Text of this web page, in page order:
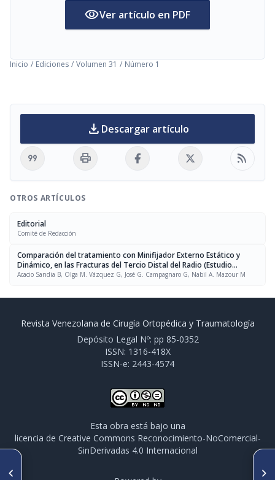
visibilityVer artículo en PDF
Inicio / Ediciones / Volumen 31 / Número 1
download Descargar artículo
format_quote print rss_feed
OTROS ARTÍCULOS
Editorial
Comité de Redacción
Comparación del tratamiento con Minifijador Externo Estático y
Dinámico, en las Fracturas del Tercio Distal del Radio (Estudio
Experimental)
Acacio Sandia B, Olga M. Vázquez G, José G. Campagnaro G, Nabil A. Mazour M
Revista Venezolana de Cirugía Ortopédica y Traumatología
Depósito Legal Nº: pp 85-0352
ISSN: 1316-418X
ISSN-e: 2443-4574
Esta obra está bajo una
licencia de Creative Commons Reconocimiento-NoComercial-
SinDerivadas 4.0 Internacional